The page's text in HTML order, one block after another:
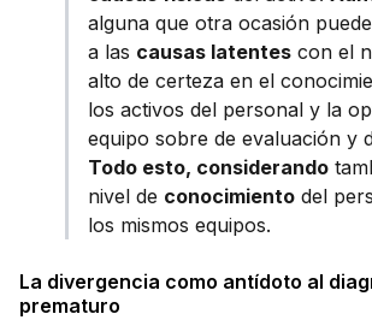
alguna que otra ocasión
a las causas latentes con el
alto de certeza en el
los activos del personal y la
equipo sobre de evaluación y
Todo esto, considerando
nivel de conocimiento del
los mismos equipos.
La divergencia como antídoto al
prematuro